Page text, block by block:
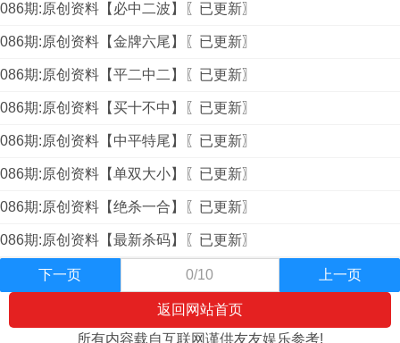
086期:原创资料【必中二波】〖已更新〗
086期:原创资料【金牌六尾】〖已更新〗
086期:原创资料【平二中二】〖已更新〗
086期:原创资料【买十不中】〖已更新〗
086期:原创资料【中平特尾】〖已更新〗
086期:原创资料【单双大小】〖已更新〗
086期:原创资料【绝杀一合】〖已更新〗
086期:原创资料【最新杀码】〖已更新〗
下一页 0/10 上一页
返回网站首页
所有内容载自互联网谨供友友娱乐参考!